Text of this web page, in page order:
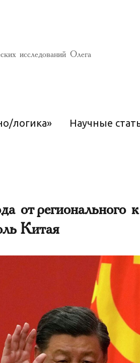
исследований Олега
логика» Научные
от регионального
Китая